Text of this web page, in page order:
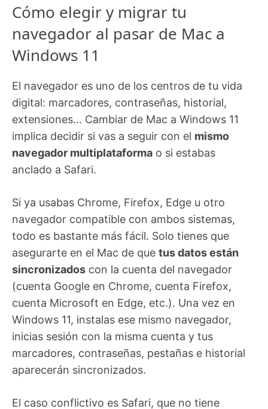
Cómo elegir y migrar tu
navegador al pasar de Mac a
Windows 11
El navegador es uno de los centros de tu vida
digital: marcadores, contraseñas, historial,
extensiones… Cambiar de Mac a Windows 11
implica decidir si vas a seguir con el mismo
navegador multiplataforma o si estabas
anclado a Safari.
Si ya usabas Chrome, Firefox, Edge u otro
navegador compatible con ambos sistemas,
todo es bastante más fácil. Solo tienes que
asegurarte en el Mac de que tus datos están
sincronizados con la cuenta del navegador
(cuenta Google en Chrome, cuenta Firefox,
cuenta Microsoft en Edge, etc.). Una vez en
Windows 11, instalas ese mismo navegador,
inicias sesión con la misma cuenta y tus
marcadores, contraseñas, pestañas e historial
aparecerán sincronizados.
El caso conflictivo es Safari, que no tiene